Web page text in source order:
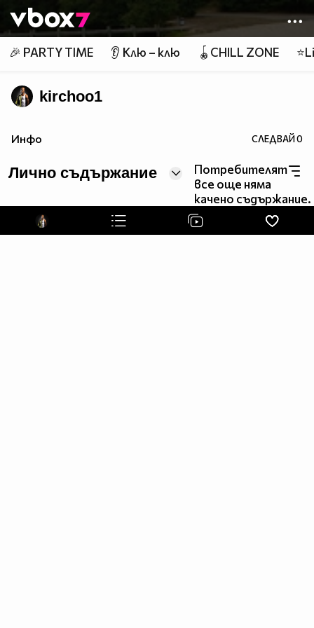
👾
🎉 PARTY TIME 👂 Клю – клю 🪀CHILL ZONE
kirchoo1
Инфо СЛЕДВАЙ0
Лично съдържание
Потребителят
все още няма
качено съдържание.